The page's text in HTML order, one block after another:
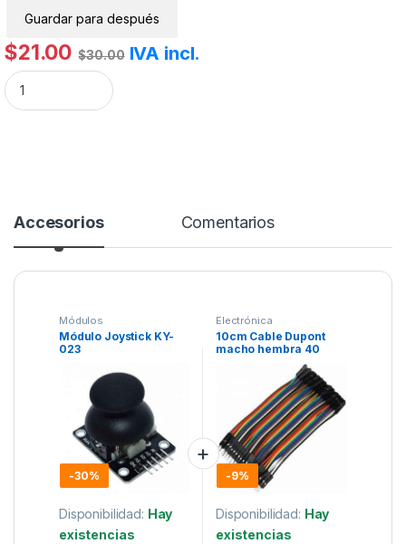
Guardar para después
$21.00 $30.00 IVA incl.
Módulo Joystick KY-023 cantidad
Accesorios Comentarios
Módulos
Módulo Joystick KY-
023
-30%
Disponibilidad: Hay
existencias
Electrónica
10cm Cable Dupont
macho hembra 40
-9%
Disponibilidad: Hay
existencias